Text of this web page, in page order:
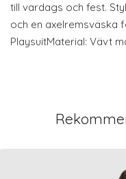
till vardags och fest.
och en axelremsväska
PlaysuitMaterial: Vävt